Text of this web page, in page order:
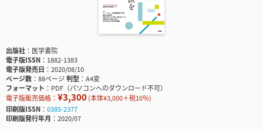
出版社
医学書院
電子版ISSN
1882-1383
電子版発売日
2020/08/10
ページ数
88ページ判型
A4変
フォーマット
PDF（パソコンへのダウンロード不可）
電子版販売価格： ¥3,300(本体¥3,000＋税10％)
印刷版ISSN
0385-2377
印刷版発行年月
2020/07